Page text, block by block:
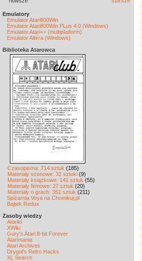
Emulatory
Emulator Atari800Win
Emulator Atari800Win PLus 4.0 (Windows)
Emulator Atari++ (multiplatform)
Emulator Altirra (Windows)
Biblioteka Atarowca
Czasopisma: 714 sztuk (185)
Materiały scenowe: 32 sztuki (9)
Materiały książkowe: 141 sztuk (55)
Materiały firmowe: 27 sztuk (20)
Materiały o grach: 351 sztuk (211)
Spiżarnia Voya na Chomikuj.pl
Bajtek Redux
Zasoby wiedzy
Atariki
XWiki
Gury's Atari 8-bit Forever
Atarimania
Atari Archives
Drygol's Retro Hacks
XL Search